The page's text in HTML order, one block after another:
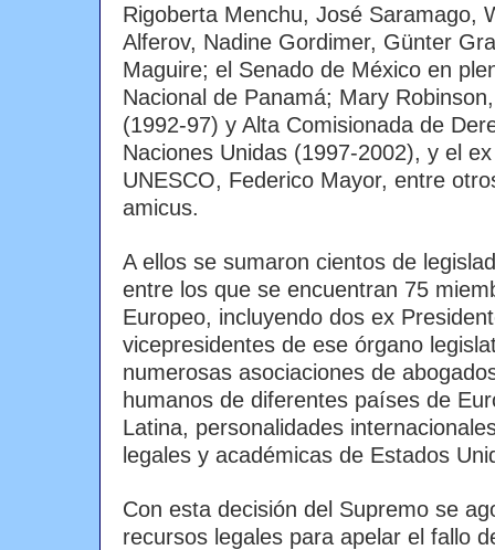
Rigoberta Menchu, José Saramago,
Alferov, Nadine Gordimer, Günter
Maguire; el Senado de México en
Nacional de Panamá; Mary
(1992-97) y Alta Comisionada de
Naciones Unidas (1997-2002), y el
UNESCO, Federico Mayor, entre
amicus.
A ellos se sumaron cientos de
entre los que se encuentran 75
Europeo, incluyendo dos ex
vicepresidentes de ese órgano
numerosas asociaciones de
humanos de diferentes países de
Latina, personalidades
legales y académicas de Estados
Con esta decisión del Supremo se
recursos legales para apelar el fallo